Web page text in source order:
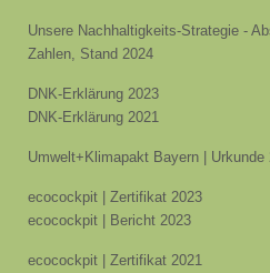
Unsere Nachhaltigkeits-Strategie -
Zahlen, Stand 2024
DNK-Erklärung 2023
DNK-Erklärung 2021
Umwelt+Klimapakt Bayern | Urkunde
ecocockpit | Zertifikat 2023
ecocockpit | Bericht 2023
ecocockpit | Zertifikat 2021